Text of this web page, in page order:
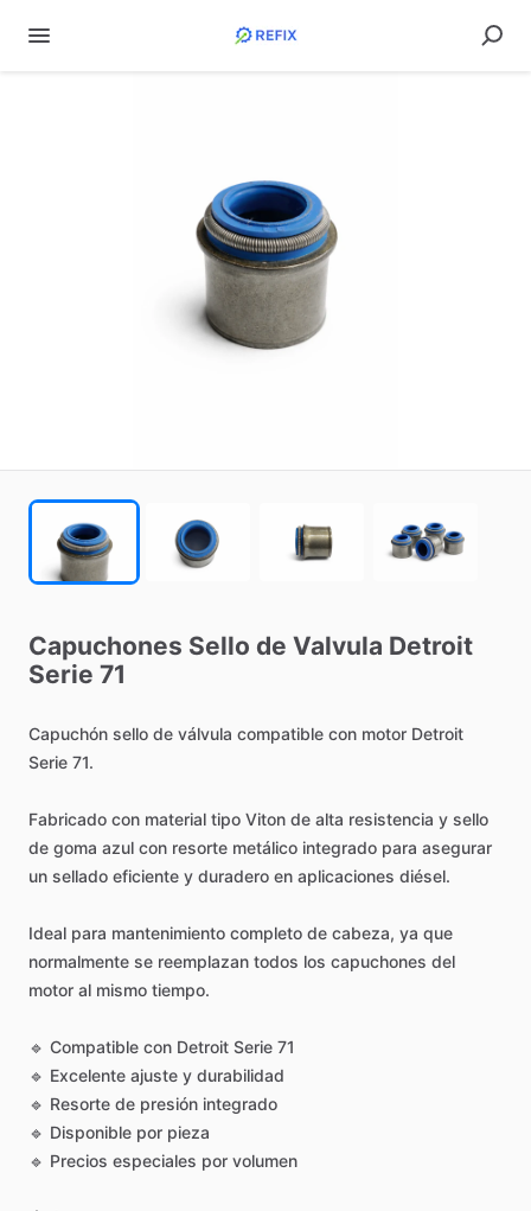
Capuchones Sello de Valvula Detroit
Serie 71
Capuchón sello de válvula compatible con motor Detroit
Serie 71.
Fabricado con material tipo Viton de alta resistencia y sello
de goma azul con resorte metálico integrado para asegurar
un sellado eficiente y duradero en aplicaciones diésel.
Ideal para mantenimiento completo de cabeza, ya que
normalmente se reemplazan todos los capuchones del
motor al mismo tiempo.
🔹 Compatible con Detroit Serie 71
🔹 Excelente ajuste y durabilidad
🔹 Resorte de presión integrado
🔹 Disponible por pieza
🔹 Precios especiales por volumen